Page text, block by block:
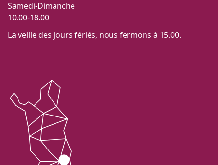
Samedi-Dimanche
10.00-18.00
La veille des jours fériés, nous fermons à 15.00.